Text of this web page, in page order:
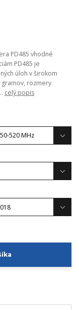
PD485 vhodné
PD485 je
úloh v širokom
gramov, rozmery
celý popis